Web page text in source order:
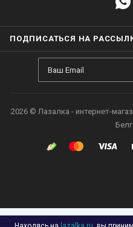
ПОДПИСАТЬСЯ НА
2026 © Лазалка - интернет-